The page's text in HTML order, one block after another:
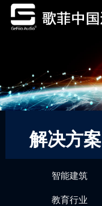
解决方案
智能建筑
教育行业